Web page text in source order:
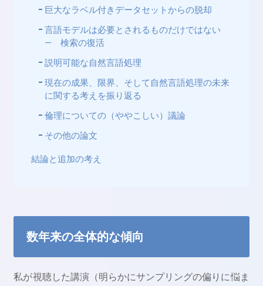
巨大なラベル付きデータセットからの脱却
言語モデルは必要とされるものだけではない
― 検索の復活
説明可能な自然言語処理
現在の成果、限界、そして自然言語処理の未来
に関する考えを振り返る
倫理についての（ややこしい）議論
その他の論文
結論と追加の考え
数年来の全体的な傾向
私が視聴した講演（明らかにサンプリングの偏りに悩ま